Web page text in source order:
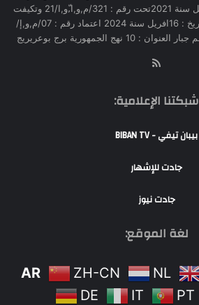
وزارة الاتصال بتاريخ:11أفريل سنة 2021تحت رقم : 321/م,و,ا,ّو,ا/21 وتكيفت
مع قانون الاعلام 2023 بتاريخ : 16افريل سنة 2024 اعتماد رقم : 07/م,و,إ/
شبكتنا الإعلامية:
بيبان تيفي - BIBAN TV
جادت للإشهار
جادت نيوز
لغة الموقع:
AR ZH-CN NL
DE
IT PT